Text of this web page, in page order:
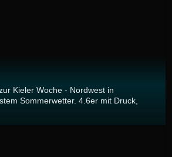
Kieler Woche - Nordwest in
Sommerwetter. 4.6er mit Druck,